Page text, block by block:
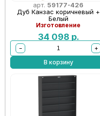
арт. 59177-426
Дуб Канзас коричневый +
Белый
Изготовление
34 098 р.
−
+
В корзину